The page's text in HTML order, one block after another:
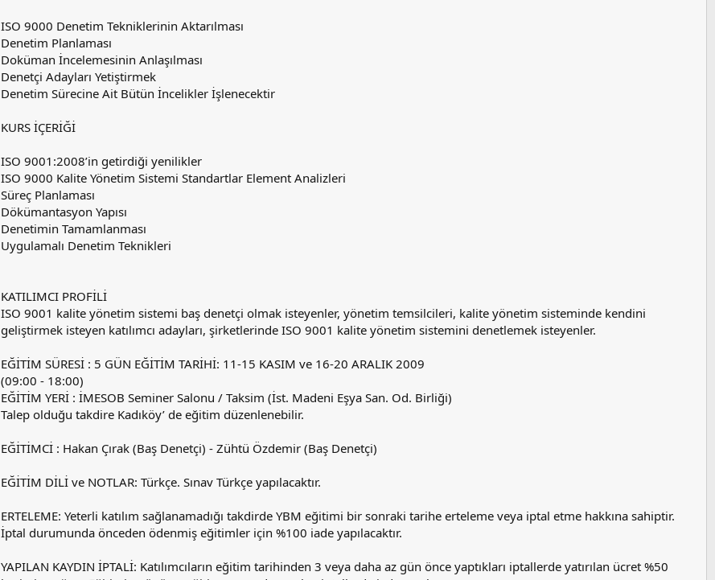
ISO 9000 Denetim Tekniklerinin Aktarılması
Denetim Planlaması
Doküman İncelemesinin Anlaşılması
Denetçi Adayları Yetiştirmek
Denetim Sürecine Ait Bütün İncelikler İşlenecektir
KURS İÇERİĞİ
ISO 9001:2008’in getirdiği yenilikler
ISO 9000 Kalite Yönetim Sistemi Standartlar Element Analizleri
Süreç Planlaması
Dökümantasyon Yapısı
Denetimin Tamamlanması
Uygulamalı Denetim Teknikleri
KATILIMCI PROFİLİ
ISO 9001 kalite yönetim sistemi baş denetçi olmak isteyenler, yönetim temsilcileri, kalite yönetim sisteminde kendini
geliştirmek isteyen katılımcı adayları, şirketlerinde ISO 9001 kalite yönetim sistemini denetlemek isteyenler.
EĞİTİM SÜRESİ : 5 GÜN EĞİTİM TARİHİ: 11-15 KASIM ve 16-20 ARALIK 2009
(09:00 - 18:00)
EĞİTİM YERİ : İMESOB Seminer Salonu / Taksim (İst. Madeni Eşya San. Od. Birliği)
Talep olduğu takdire Kadıköy’ de eğitim düzenlenebilir.
EĞİTİMCİ : Hakan Çırak (Baş Denetçi) - Zühtü Özdemir (Baş Denetçi)
EĞİTİM DİLİ ve NOTLAR: Türkçe. Sınav Türkçe yapılacaktır.
ERTELEME: Yeterli katılım sağlanamadığı takdirde YBM eğitimi bir sonraki tarihe erteleme veya iptal etme hakkına sahiptir.
İptal durumunda önceden ödenmiş eğitimler için %100 iade yapılacaktır.
YAPILAN KAYDIN İPTALİ: Katılımcıların eğitim tarihinden 3 veya daha az gün önce yaptıkları iptallerde yatırılan ücret %50